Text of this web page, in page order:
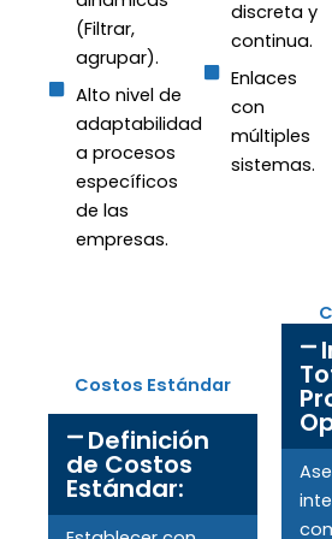
(Filtrar,
agrupar).
Alto nivel de
adaptabilidad
a procesos
específicos
de las
empresas.
discreta y
continua.
Enlaces
con
múltiples
sistemas.
Costos Estándar
Definición
de Costos
Estándar: